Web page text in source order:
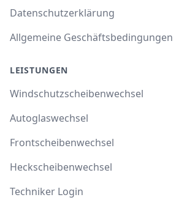
Datenschutzerklärung
Allgemeine Geschäftsbedingungen
LEISTUNGEN
Windschutzscheibenwechsel
Autoglaswechsel
Frontscheibenwechsel
Heckscheibenwechsel
Techniker Login